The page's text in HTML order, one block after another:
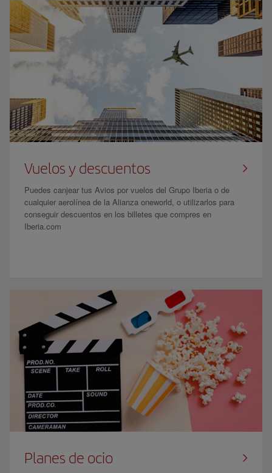
Vuelos y descuentos
Puedes canjear tus Avios por vuelos del Grupo Iberia o de
cualquier aerolínea de la Alianza oneworld, o utilizarlos para
conseguir descuentos en los billetes que compres en
Iberia.com
Planes de ocio